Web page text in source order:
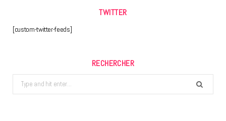
TWITTER
[custom-twitter-feeds]
RECHERCHER
Search
for: